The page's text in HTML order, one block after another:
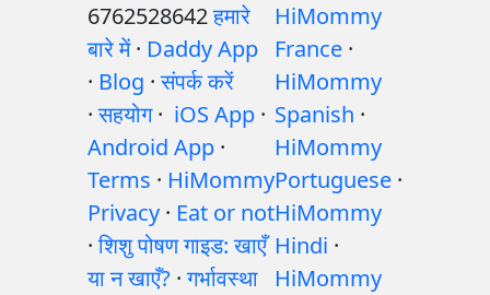
6762528642हमारे
बारे में· Daddy App
· Blog ·संपर्क करें
·सहयोग· iOS App ·
Android App ·
Terms · HiMommy
Privacy · Eat or not
·शिशु पोषण गाइड: खाएँ
या न खाएँ? ·गर्भावस्था
HiMommy
France ·
HiMommy
Spanish ·
HiMommy
Portuguese ·
HiMommy
Hindi ·
HiMommy